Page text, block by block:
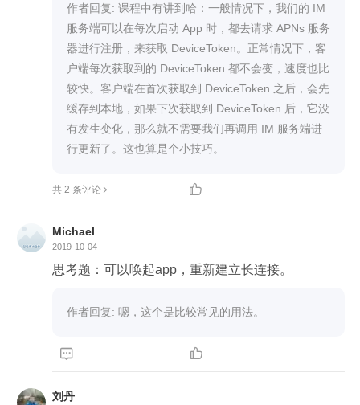
作者回复: 课程中有讲到哈：一般情况下，我们的 IM
服务端可以在每次启动 App 时，都去请求 APNs 服务
器进行注册，来获取 DeviceToken。正常情况下，客
户端每次获取到的 DeviceToken 都不会变，速度也比
较快。客户端在首次获取到 DeviceToken 之后，会先
缓存到本地，如果下次获取到 DeviceToken 后，它没
有发生变化，那么就不需要我们再调用 IM 服务端进
行更新了。这也算是个小技巧。
共 2 条评论 
Michael
2019-10-04
思考题：可以唤起app，重新建立长连接。
作者回复: 嗯，这个是比较常见的用法。
 
刘丹